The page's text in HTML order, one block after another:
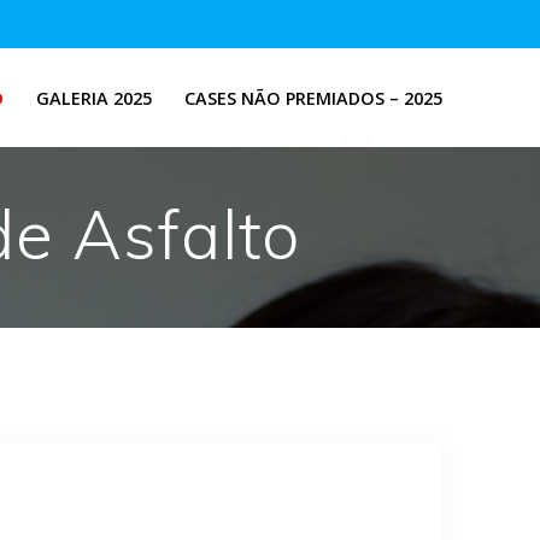
GALERIA 2025 CASES NÃO PREMIADOS – 2025
Asfalto